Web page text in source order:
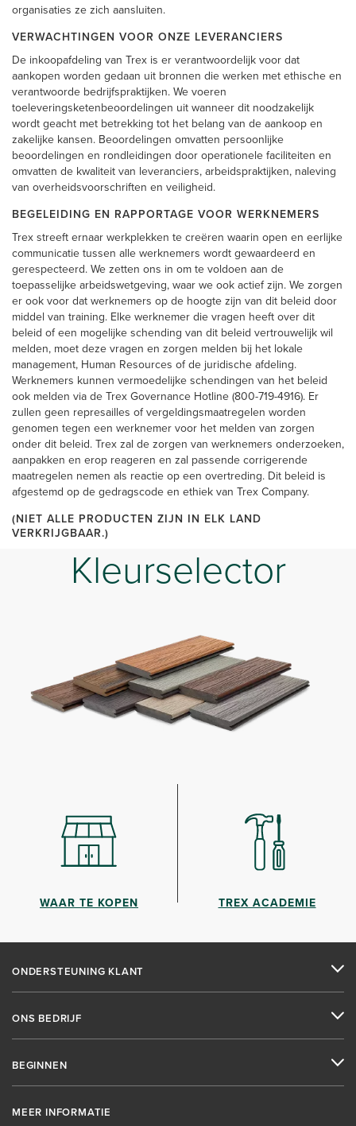
organisaties ze zich aansluiten.
VERWACHTINGEN VOOR ONZE LEVERANCIERS
De inkoopafdeling van Trex is er verantwoordelijk voor dat
aankopen worden gedaan uit bronnen die werken met ethische en
verantwoorde bedrijfspraktijken. We voeren
toeleveringsketenbeoordelingen uit wanneer dit noodzakelijk
wordt geacht met betrekking tot het belang van de aankoop en
zakelijke kansen. Beoordelingen omvatten persoonlijke
beoordelingen en rondleidingen door operationele faciliteiten en
omvatten de kwaliteit van leveranciers, arbeidspraktijken, naleving
van overheidsvoorschriften en veiligheid.
BEGELEIDING EN RAPPORTAGE VOOR WERKNEMERS
Trex streeft ernaar werkplekken te creëren waarin open en eerlijke
communicatie tussen alle werknemers wordt gewaardeerd en
gerespecteerd. We zetten ons in om te voldoen aan de
toepasselijke arbeidswetgeving, waar we ook actief zijn. We zorgen
er ook voor dat werknemers op de hoogte zijn van dit beleid door
middel van training. Elke werknemer die vragen heeft over dit
beleid of een mogelijke schending van dit beleid vertrouwelijk wil
melden, moet deze vragen en zorgen melden bij het lokale
management, Human Resources of de juridische afdeling.
Werknemers kunnen vermoedelijke schendingen van het beleid
ook melden via de Trex Governance Hotline (800-719-4916). Er
zullen geen represailles of vergeldingsmaatregelen worden
genomen tegen een werknemer voor het melden van zorgen
onder dit beleid. Trex zal de zorgen van werknemers onderzoeken,
aanpakken en erop reageren en zal passende corrigerende
maatregelen nemen als reactie op een overtreding. Dit beleid is
afgestemd op de gedragscode en ethiek van Trex Company.
(NIET ALLE PRODUCTEN ZIJN IN ELK LAND
VERKRIJGBAAR.)
Kleurselector
WAAR TE KOPEN TREX ACADEMIE
ONDERSTEUNING KLANT
ONS BEDRIJF
BEGINNEN
MEER INFORMATIE